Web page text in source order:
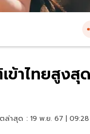
ข้าไทยสูงสุ
ล่าสุด : 19 พ.ย. 67 |